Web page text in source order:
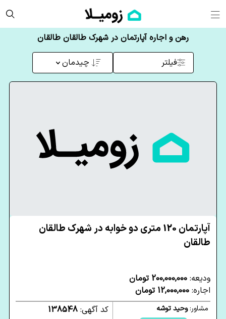
رهن و اجاره آپارتمان در شهرک طالقان طالقان
فیلتر چیدمان
آپارتمان 120 متری دو خوابه در شهرک طالقان
طالقان
ودیعه: 200,000,000 تومان
اجاره: 12,000,000 تومان
مشاور:وحید توشه
کد آگهی: 138548